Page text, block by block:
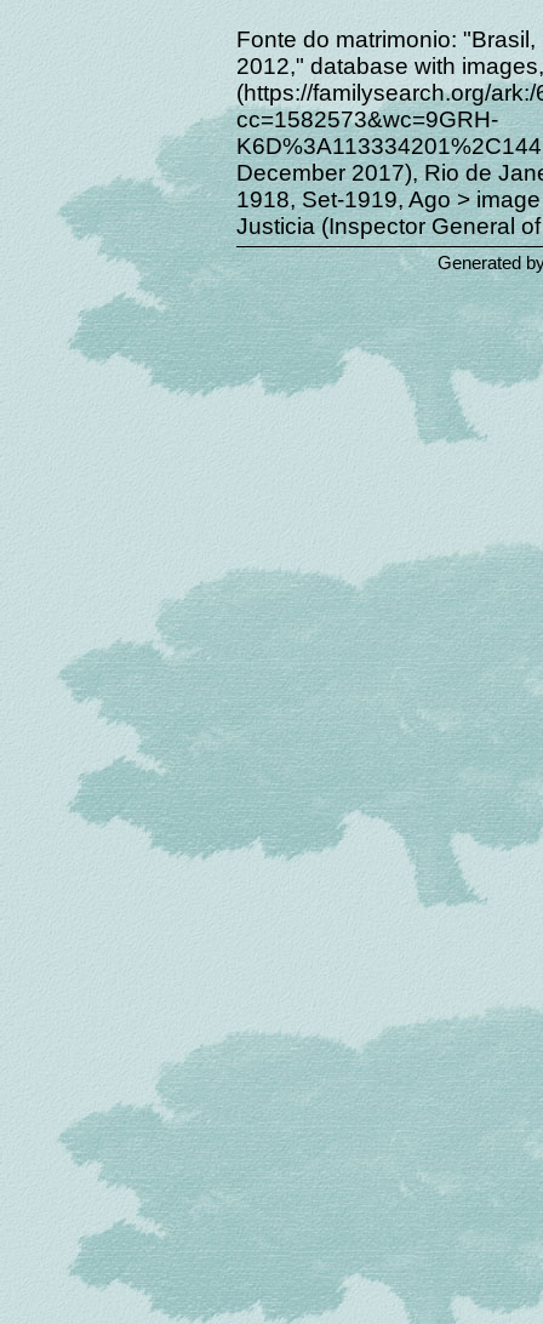
Fonte do matrimonio:
2012," database with
(https://familysearch.org/
cc=1582573&wc=9GRH-
December 2017), Rio de
1918, Set-1919, Ago >
Justicia (Inspector General
Generated